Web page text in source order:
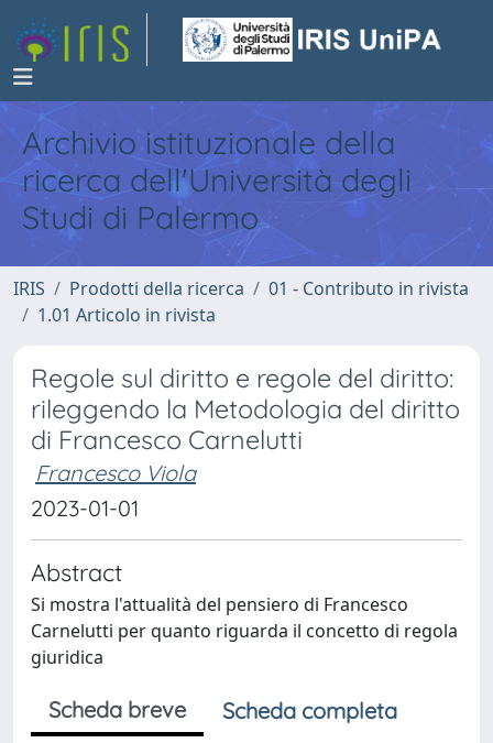
Archivio istituzionale della
ricerca dell'Università degli
Studi di Palermo
IRIS Prodotti della ricerca
01 - Contributo in rivista
1.01 Articolo in rivista
Regole sul diritto e regole del diritto:
rileggendo la Metodologia del diritto
di Francesco Carnelutti
Francesco Viola
2023-01-01
Abstract
Si mostra l'attualità del pensiero di Francesco
Carnelutti per quanto riguarda il concetto di regola
giuridica
Scheda breve
Scheda completa